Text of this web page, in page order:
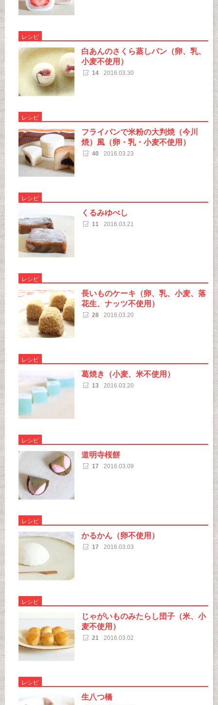
レシピ
白あんのさくら蒸しパン（卵、乳、
小麦不使用）
14 2016.03.30
レシピ
フライパンで米粉の大判焼（今川
焼）風（卵・乳・小麦不使用）
40 2016.03.23
レシピ
くるみゆべし
11 2016.03.21
レシピ
長いものケーキ（卵、乳、小麦、落
花生、ナッツ不使用）
28 2016.03.20
レシピ
葛焼き（小麦、米不使用）
13 2016.03.20
レシピ
道明寺桜餅
17 2016.03.09
レシピ
かるかん（卵不使用）
17 2016.03.03
レシピ
じゃがいものみたらし団子（米、小
麦不使用）
21 2016.03.02
レシピ
生八つ橋